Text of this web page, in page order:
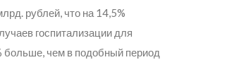
рублей, что на 14,5%
госпитализации для
больше, чем в подобный период